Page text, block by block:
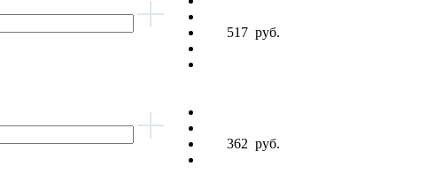
517 руб.
362 руб.